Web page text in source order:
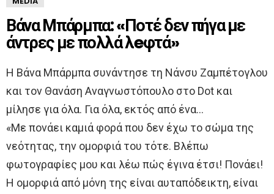
Βάνα Μπάρμπα: «Ποτέ δεν πήγα με
άντρες με πολλά λeφτά»
Η Βάνα Μπάρμπα συνάντησε τη Νάνσυ Ζαμπέτογλου
και τον Θανάση Αναγνωστόπουλο στο Dot και
μίλησε για όλα. Για όλα, εκτός από ένα…
«Με πονάει καμιά φορά που δεν έχω το σώμα της
νεότητας, την ομορφιά του τότε. Βλέπω
φωτογραφίες μου και λέω πώς έγινα έτσι! Πονάει!
Η ομορφιά από μόνη της είναι αυταπόδεικτη, είναι